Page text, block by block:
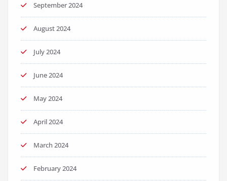
September 2024
August 2024
July 2024
June 2024
May 2024
April 2024
March 2024
February 2024